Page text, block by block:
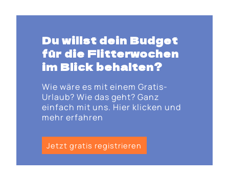
Du willst dein Budget
für die Flitterwochen
im Blick behalten?
Wie wäre es mit einem Gratis-
Urlaub? Wie das geht? Ganz
einfach mit uns. Hier klicken und
mehr erfahren
Jetzt gratis registrieren